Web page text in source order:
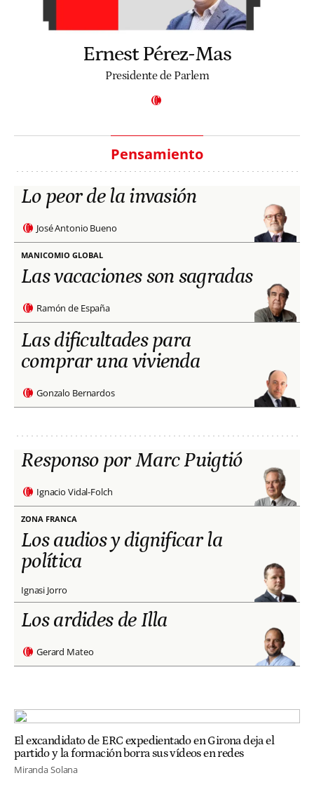
Ernest Pérez-Mas
Presidente de Parlem
Pensamiento
Lo peor de la invasión
José Antonio Bueno
MANICOMIO GLOBAL
Las vacaciones son sagradas
Ramón de España
Las dificultades para
comprar una vivienda
Gonzalo Bernardos
Responso por Marc Puigtió
Ignacio Vidal-Folch
ZONA FRANCA
Los audios y dignificar la
política
Ignasi Jorro
Los ardides de Illa
Gerard Mateo
El excandidato de ERC expedientado en Girona deja el
partido y la formación borra sus vídeos en redes
Miranda Solana